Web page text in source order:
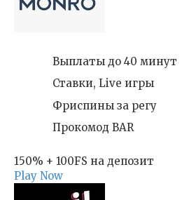
Выплаты до 40 минут
Ставки, Live игры
Фриспины за регу
Прокомод BAR
150% + 100FS на депозит
Play Now